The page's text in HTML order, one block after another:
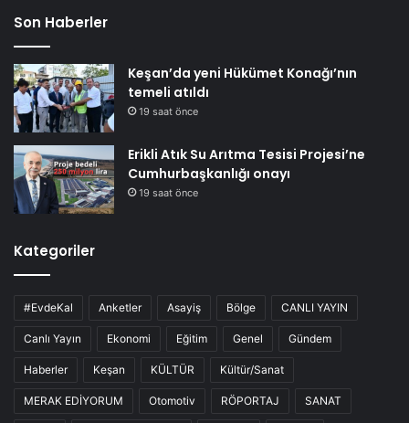
Son Haberler
Keşan’da yeni Hükümet Konağı’nın
temeli atıldı
19 saat önce
Erikli Atık Su Arıtma Tesisi Projesi’ne
Cumhurbaşkanlığı onayı
19 saat önce
Kategoriler
#EvdeKal Anketler Asayiş Bölge CANLI YAYIN
Canlı Yayın Ekonomi Eğitim Genel Gündem
Haberler Keşan KÜLTÜR Kültür/Sanat
MERAK EDİYORUM Otomotiv RÖPORTAJ SANAT